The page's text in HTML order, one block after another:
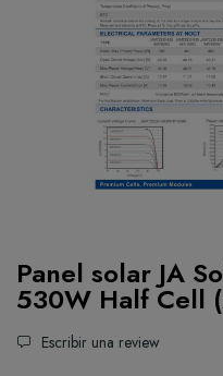
Panel solar JA
530W Half Cell
Escribir una review